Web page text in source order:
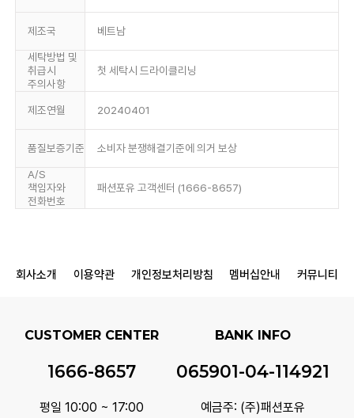
제조국 베트남
세탁방법 및
취급시
주의사항
첫 세탁시 드라이클리닝
제조연월 20240401
품질보증기준 소비자 분쟁해결기준에 의거 보상
A/S
책임자와
전화번호
패션포유 고객센터 (1666-8657)
회사소개 이용약관 개인정보처리방침 멤버십안내 커뮤니티
CUSTOMER CENTER
1666-8657
평일 10:00 ~ 17:00
BANK INFO
065901-04-114921
예금주: (주)패션포유